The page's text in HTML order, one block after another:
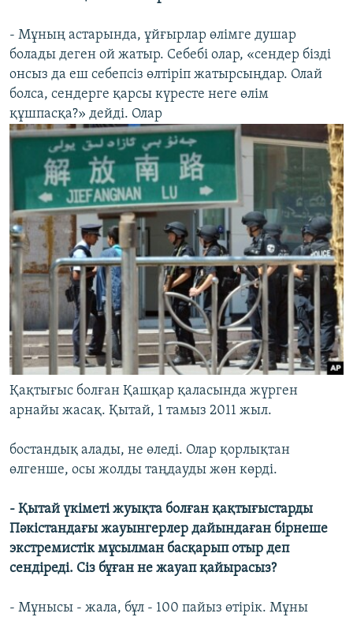
- Мұның астарында, ұйғырлар өлімге душар
болады деген ой жатыр. Себебі олар, «сендер бізді
онсыз да еш себепсіз өлтіріп жатырсыңдар. Олай
болса, сендерге қарсы күресте неге өлім
құшпасқа?» дейді. Олар
Қақтығыс болған Қашқар қаласында жүрген
арнайы жасақ. Қытай, 1 тамыз 2011 жыл.
бостандық алады, не өледі. Олар қорлықтан
өлгенше, осы жолды таңдауды жөн көрді.
- Қытай үкіметі жуықта болған қақтығыстарды
Пәкістандағы жауынгерлер дайындаған бірнеше
экстремистік мұсылман басқарып отыр деп
сендіреді. Сіз бұған не жауап қайырасыз?
- Мұнысы - жала, бұл - 100 пайыз өтірік. Мұны